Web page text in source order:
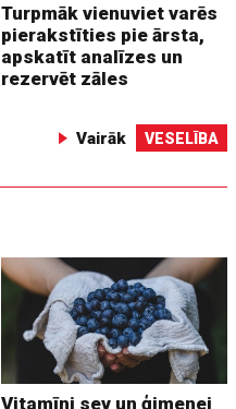
Turpmāk vienuviet varēs
pierakstīties pie ārsta,
apskatīt analīzes un
rezervēt zāles
Vairāk VESELĪBA
Vitamīni sev un ģimenei